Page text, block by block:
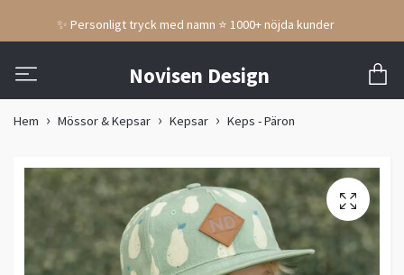
✨ Personligt tryck med namn ⭐ 1000+ nöjda kunder
Novisen Design
Hem Mössor & Kepsar Kepsar Keps - Päron